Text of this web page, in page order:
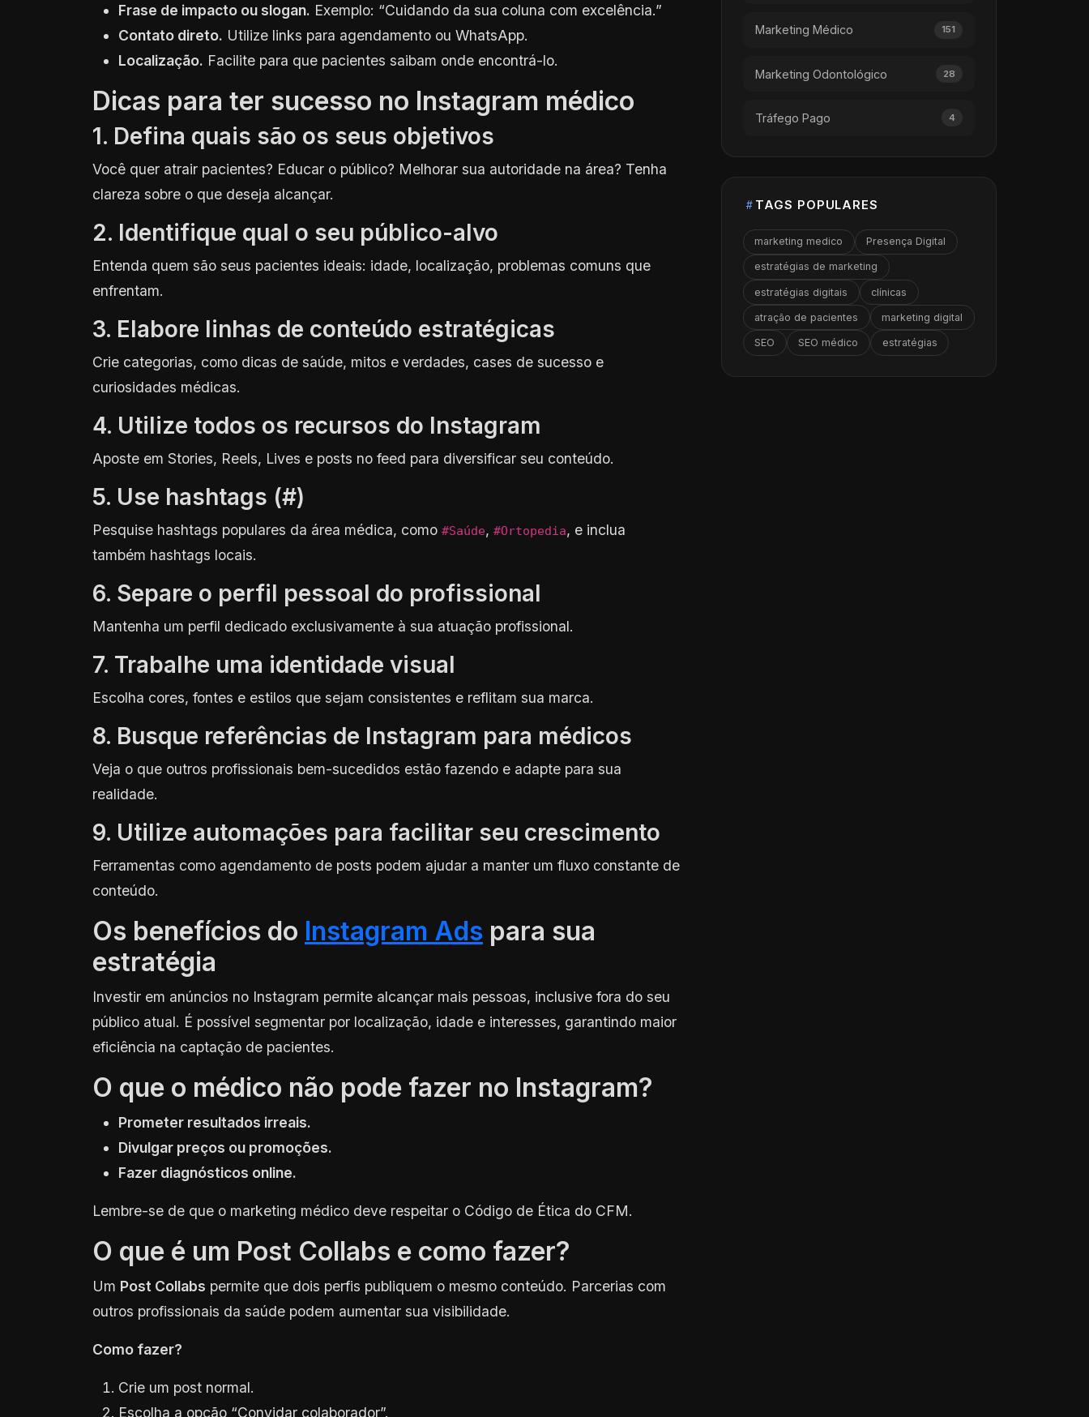
Frase de impacto ou slogan. Exemplo: “Cuidando da sua coluna com excelência.”
Contato direto. Utilize links para agendamento ou WhatsApp.
Localização. Facilite para que pacientes saibam onde encontrá-lo.
Dicas para ter sucesso no Instagram médico
1. Defina quais são os seus objetivos
Você quer atrair pacientes? Educar o público? Melhorar sua autoridade na área? Tenha
clareza sobre o que deseja alcançar.
2. Identifique qual o seu público-alvo
Entenda quem são seus pacientes ideais: idade, localização, problemas comuns que
enfrentam.
3. Elabore linhas de conteúdo estratégicas
Crie categorias, como dicas de saúde, mitos e verdades, cases de sucesso e
curiosidades médicas.
4. Utilize todos os recursos do Instagram
Aposte em Stories, Reels, Lives e posts no feed para diversificar seu conteúdo.
5. Use hashtags (#)
Pesquise hashtags populares da área médica, como #Saúde, #Ortopedia, e inclua
também hashtags locais.
6. Separe o perfil pessoal do profissional
Mantenha um perfil dedicado exclusivamente à sua atuação profissional.
7. Trabalhe uma identidade visual
Escolha cores, fontes e estilos que sejam consistentes e reflitam sua marca.
8. Busque referências de Instagram para médicos
Veja o que outros profissionais bem-sucedidos estão fazendo e adapte para sua
realidade.
9. Utilize automações para facilitar seu crescimento
Ferramentas como agendamento de posts podem ajudar a manter um fluxo constante de
conteúdo.
Os benefícios do Instagram Ads para sua
estratégia
Investir em anúncios no Instagram permite alcançar mais pessoas, inclusive fora do seu
público atual. É possível segmentar por localização, idade e interesses, garantindo maior
eficiência na captação de pacientes.
O que o médico não pode fazer no Instagram?
Prometer resultados irreais.
Divulgar preços ou promoções.
Fazer diagnósticos online.
Lembre-se de que o marketing médico deve respeitar o Código de Ética do CFM.
O que é um Post Collabs e como fazer?
Um Post Collabs permite que dois perfis publiquem o mesmo conteúdo. Parcerias com
outros profissionais da saúde podem aumentar sua visibilidade.
Como fazer?
Crie um post normal.
Escolha a opção “Convidar colaborador”.
Marketing Médico 151
Marketing Odontológico 28
Tráfego Pago 4
TAGS POPULARES
marketing medico Presença Digital
estratégias de marketing
estratégias digitais clínicas
atração de pacientes marketing digital
SEO SEO médico estratégias